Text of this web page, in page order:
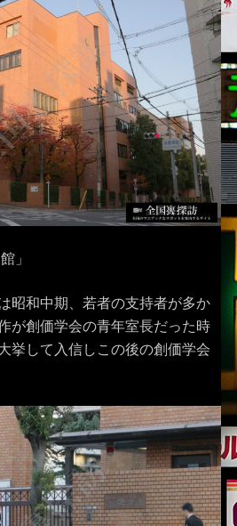
」
昭和中期、若者の支持者が多か
が創価学会の青年室長だった時
挙して入信しこの後の創価学会